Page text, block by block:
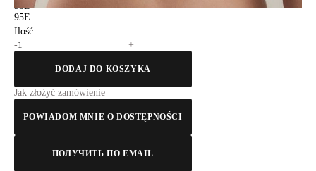
95D
95E
Ilość:
-
+
DODAJ DO KOSZYKA
Jak złożyć zamówienie
POWIADOM MNIE O DOSTĘPNOŚCI
ПОЛУЧИТЬ ПО EMAIL